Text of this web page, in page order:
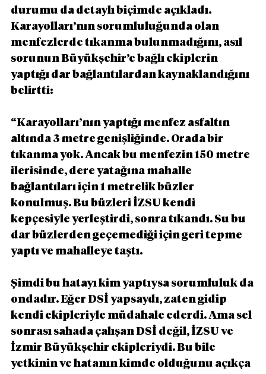
durumu da detaylı biçimde açıkladı.
Karayolları’nın sorumluluğunda olan
menfezlerde tıkanma bulunmadığını, asıl
sorunun Büyükşehir’e bağlı ekiplerin
yaptığı dar bağlantılardan kaynaklandığını
belirtti:
“Karayolları’nın yaptığı menfez asfaltın
altında 3 metre genişliğinde. Orada bir
tıkanma yok. Ancak bu menfezin 150 metre
ilerisinde, dere yatağına mahalle
bağlantıları için 1 metrelik büzler
konulmuş. Bu büzleri İZSU kendi
kepçesiyle yerleştirdi, sonra tıkandı. Su bu
dar büzlerden geçemediği için geri tepme
yaptı ve mahalleye taştı.
Şimdi bu hatayı kim yaptıysa sorumluluk da
ondadır. Eğer DSİ yapsaydı, zaten gidip
kendi ekipleriyle müdahale ederdi. Ama sel
sonrası sahada çalışan DSİ değil, İZSU ve
İzmir Büyükşehir ekipleriydi. Bu bile
yetkinin ve hatanın kimde olduğunu açıkça